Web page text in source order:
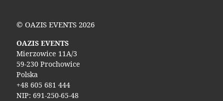
© OAZIS EVENTS 2026
OAZIS EVENTS
Mierzowice 11A/3
59-230 Prochowice
Polska
+48 605 681 444
NIP: 691-250-65-48